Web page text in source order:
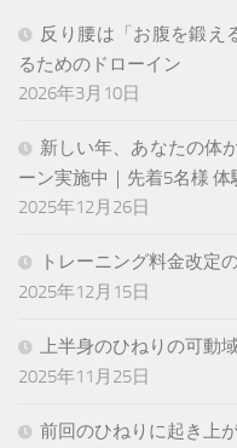
反り腰は「お腹を鍛え
るためのドローイン
2026年3月10日
新しい年、あなたの体
ーン実施中｜先着5名様 体
2025年12月26日
トレーニング料金改定
2025年12月15日
上半身のひねりの可動
2025年11月25日
前回のひねりに起き上